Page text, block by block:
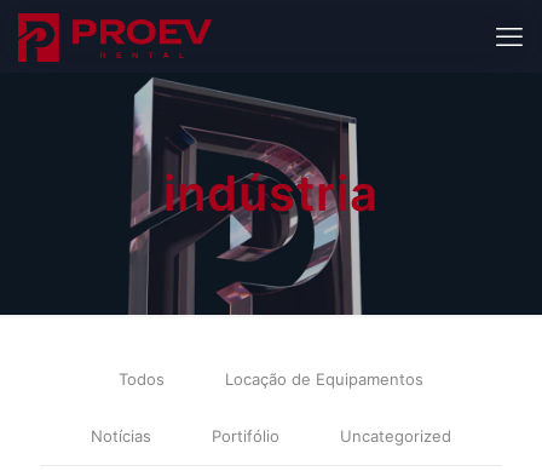
indústria
Todos Locação de Equipamentos
Notícias Portifólio Uncategorized